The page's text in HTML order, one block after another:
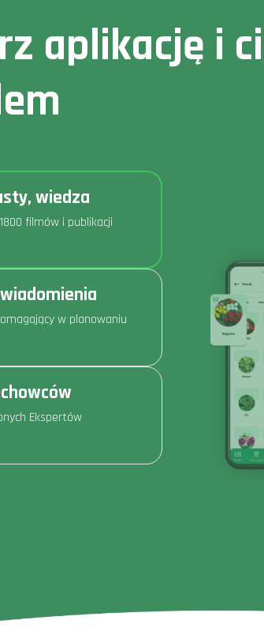
aplikację i
wiedza
filmów i publikacji
w planowaniu
Ekspertów